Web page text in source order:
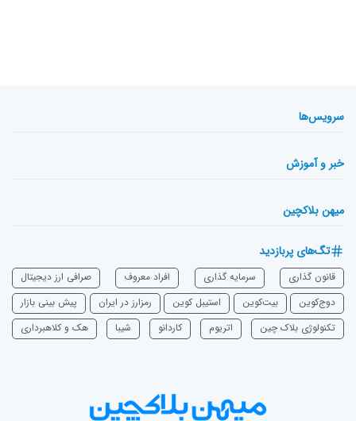
سرویس‌ها
خبر و آموزش
میهن بلاکچین
تگ‌های پربازدید
قانون گذاری سرمایه‌ گذاری افراد معروف
صرافی ارز دیجیتال
دوج‌کوین
بیت‌کوین استیبل کوین رمزارز در ایران
پیش بینی بازار
تکنولوژی بلاک چین
اتریوم ‌کاردانو شیبا هک و کلاهبرداری